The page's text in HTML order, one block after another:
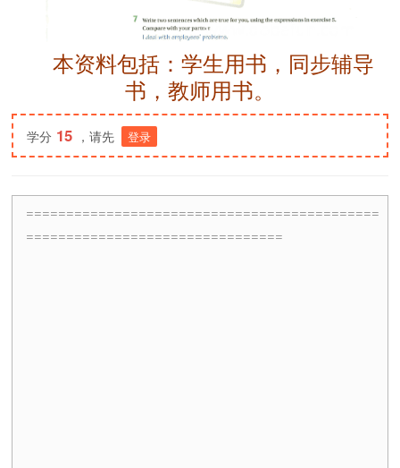
本资料包括：学生用书，同步辅导
书，教师用书。
学分 15 ，请先 登录
============================================
================================